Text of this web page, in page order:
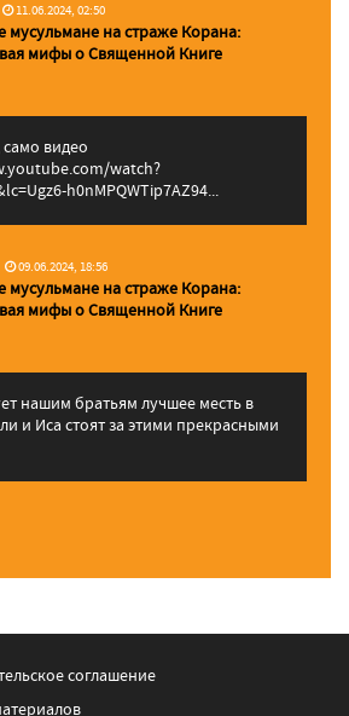
11.06.2024, 02:50
мусульмане на страже Корана:
мифы о Священной Книге
видео
watch?
h0nMPQWTip7AZ94...
09.06.2024, 18:56
мусульмане на страже Корана:
мифы о Священной Книге
нашим братьям лучшее месть в
и Иса стоят за этими прекрасными
соглашение